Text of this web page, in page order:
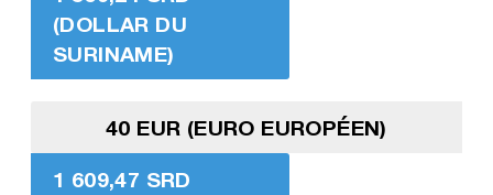
(DOLLAR DU
SURINAME)
40 EUR (EURO EUROPÉEN)
1 609,47 SRD